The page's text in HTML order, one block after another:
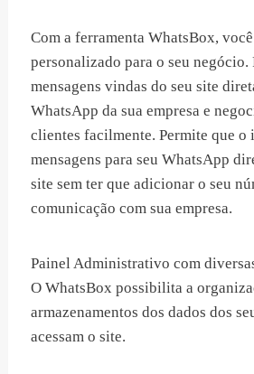
Com a ferramenta WhatsBox,
personalizado para o seu negócio.
mensagens vindas do seu site
WhatsApp da sua empresa e
clientes facilmente. Permite que o
mensagens para seu WhatsApp
site sem ter que adicionar o seu
comunicação com sua empresa.
Painel Administrativo com
O WhatsBox possibilita a
armazenamentos dos dados dos
acessam o site.